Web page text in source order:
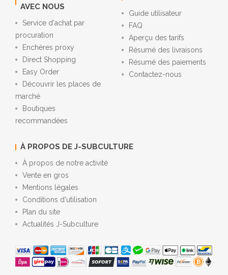
AVEC NOUS
Service d'achat par
procuration
Enchères proxy
Direct Shopping
Easy Order
Découvrir les places de
marché
Boutiques
recommandées
Guide utilisateur
FAQ
Aperçu des tarifs
Résumé des livraisons
Résumé des paiements
Contactez-nous
À PROPOS DE J-SUBCULTURE
À propos de notre activité
Vente en gros
Mentions légales
Conditions d'utilisation
Plan du site
Actualités J-Subculture